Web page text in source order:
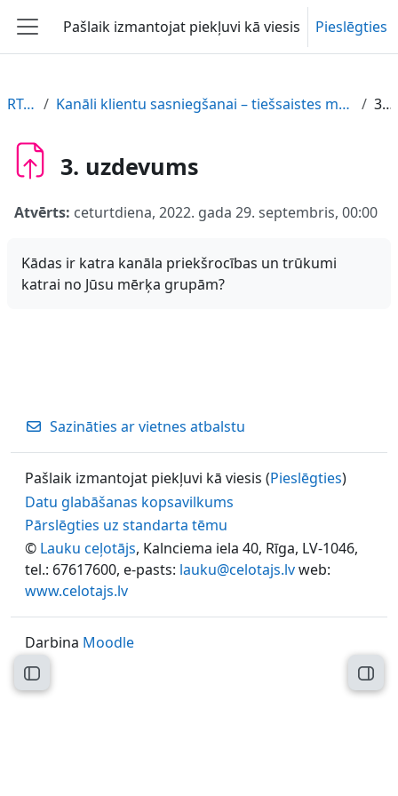
Sānu panelis
Pašlaik izmantojat piekļuvi kā viesis Pieslēgties
Atvērt kursu indeksu
RT-PARTIKA-LV Kanāli klientu sasniegšanai – tiešsaistes mārketings platformās Facebook, Instagram, YouTube. Kā sasniegt klientus, izmantojot tiešsaistes mārketingu. 3. uzdevums
3. uzdevums
Atvērts: ceturtdiena, 2022. gada 29. septembris, 00:00
Kādas ir katra kanāla priekšrocības un trūkumi
katrai no Jūsu mērķa grupām?
Sazināties ar vietnes atbalstu
Pašlaik izmantojat piekļuvi kā viesis (Pieslēgties)
Datu glabāšanas kopsavilkums
Pārslēgties uz standarta tēmu
© Lauku ceļotājs, Kalnciema iela 40, Rīga, LV-1046,
tel.: 67617600, e-pasts: lauku@celotajs.lvweb:
www.celotajs.lv
Darbina Moodle